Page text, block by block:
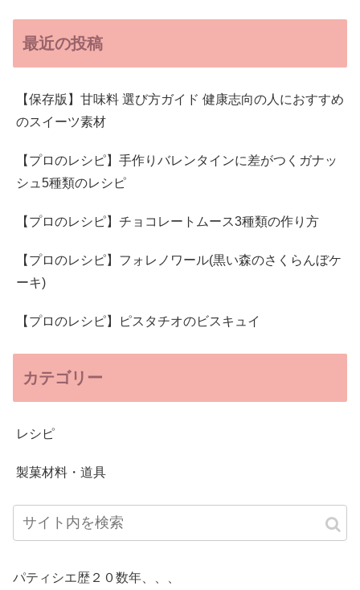
最近の投稿
【保存版】甘味料 選び方ガイド 健康志向の人におすすめ
のスイーツ素材
【プロのレシピ】手作りバレンタインに差がつくガナッ
シュ5種類のレシピ
【プロのレシピ】チョコレートムース3種類の作り方
【プロのレシピ】フォレノワール(黒い森のさくらんぼケ
ーキ)
【プロのレシピ】ピスタチオのビスキュイ
カテゴリー
レシピ
製菓材料・道具
パティシエ歴２０数年、、、